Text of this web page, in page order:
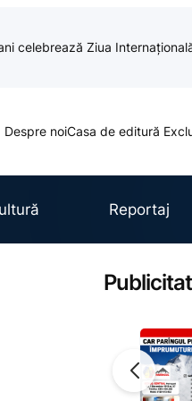
celebrează Ziua
Despre noiCasa de editură
Reportaj